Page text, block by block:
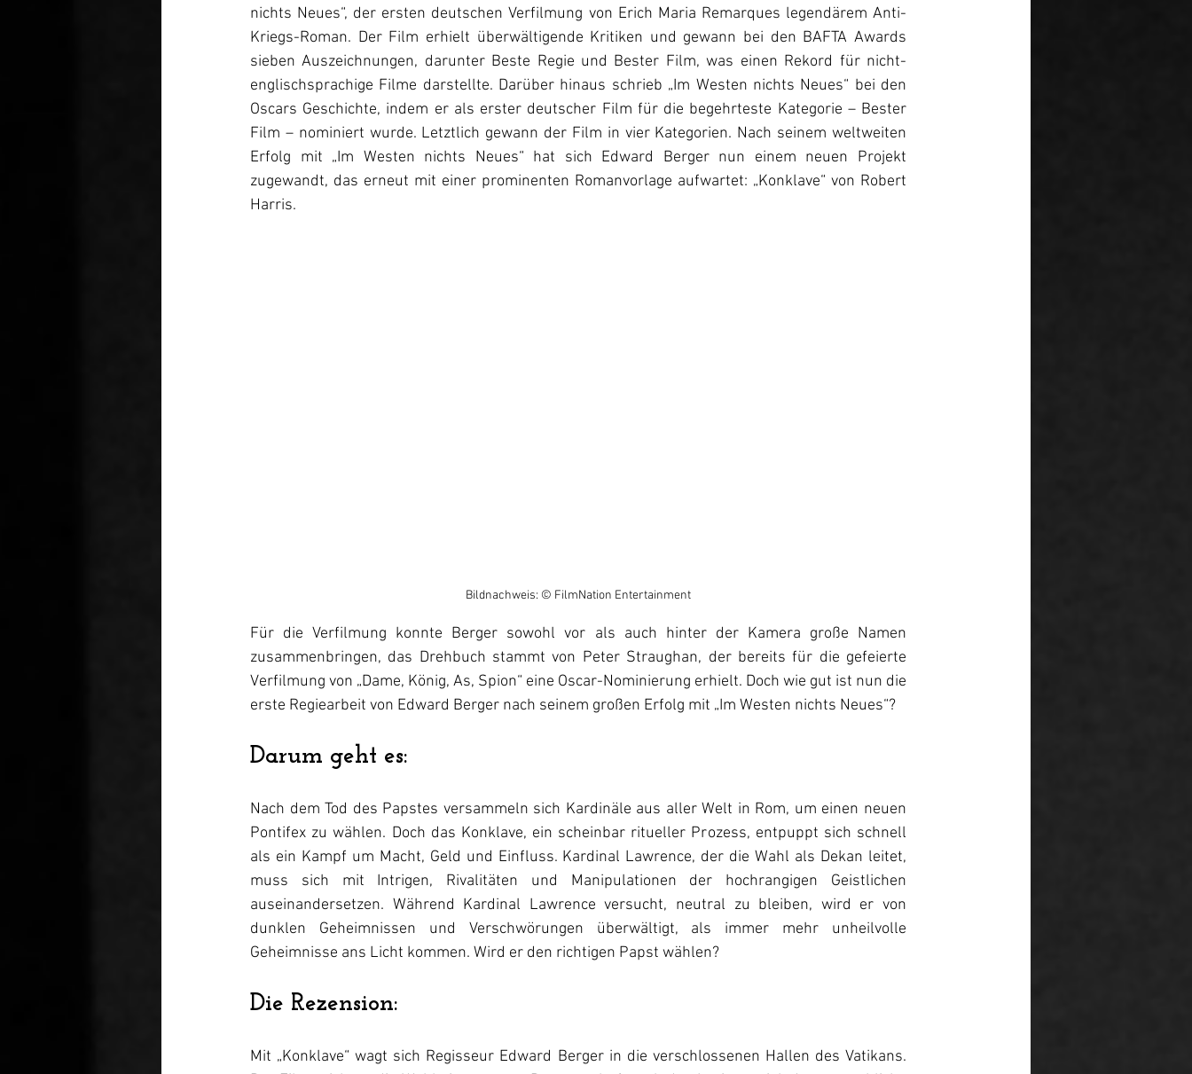
nichts Neues“, der ersten deutschen Verfilmung von Erich Maria Remarques legendärem Anti-
Kriegs-Roman. Der Film erhielt überwältigende Kritiken und gewann bei den BAFTA Awards
sieben Auszeichnungen, darunter Beste Regie und Bester Film, was einen Rekord für nicht-
englischsprachige Filme darstellte. Darüber hinaus schrieb „Im Westen nichts Neues“ bei den
Oscars Geschichte, indem er als erster deutscher Film für die begehrteste Kategorie – Bester
Film – nominiert wurde. Letztlich gewann der Film in vier Kategorien. Nach seinem weltweiten
Erfolg mit „Im Westen nichts Neues“ hat sich Edward Berger nun einem neuen Projekt
zugewandt, das erneut mit einer prominenten Romanvorlage aufwartet: „Konklave“ von Robert
Harris.
Bildnachweis: © FilmNation Entertainment
Für die Verfilmung konnte Berger sowohl vor als auch hinter der Kamera große Namen
zusammenbringen, das Drehbuch stammt von Peter Straughan, der bereits für die gefeierte
Verfilmung von „Dame, König, As, Spion“ eine Oscar-Nominierung erhielt. Doch wie gut ist nun die
erste Regiearbeit von Edward Berger nach seinem großen Erfolg mit „Im Westen nichts Neues“?
Darum geht es:
Nach dem Tod des Papstes versammeln sich Kardinäle aus aller Welt in Rom, um einen neuen
Pontifex zu wählen. Doch das Konklave, ein scheinbar ritueller Prozess, entpuppt sich schnell
als ein Kampf um Macht, Geld und Einfluss. Kardinal Lawrence, der die Wahl als Dekan leitet,
muss sich mit Intrigen, Rivalitäten und Manipulationen der hochrangigen Geistlichen
auseinandersetzen. Während Kardinal Lawrence versucht, neutral zu bleiben, wird er von
dunklen Geheimnissen und Verschwörungen überwältigt, als immer mehr unheilvolle
Geheimnisse ans Licht kommen. Wird er den richtigen Papst wählen?
Die Rezension:
Mit „Konklave“ wagt sich Regisseur Edward Berger in die verschlossenen Hallen des Vatikans.